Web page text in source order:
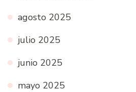
agosto 2025
julio 2025
junio 2025
mayo 2025